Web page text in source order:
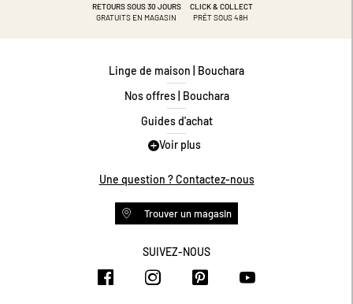
RETOURS SOUS 30 JOURS
GRATUITS EN MAGASIN
CLICK & COLLECT
PRÊT SOUS 48H
Linge de maison | Bouchara
Nos offres | Bouchara
Guides d'achat
Guide des tailles
Programme de fidélité
Conditions des offres
Livraison et retours
Voir plus
Une question ? Contactez-nous
Trouver un magasin
SUIVEZ-NOUS
https://www.facebook.com/
https://https://